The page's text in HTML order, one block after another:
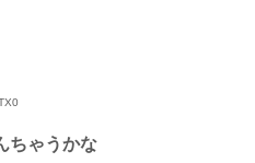
ちゃうかな